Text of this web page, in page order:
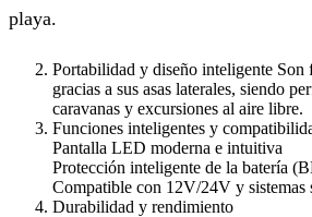
playa.
Portabilidad y diseño inteligente Son
gracias a sus asas laterales, siendo
caravanas y excursiones al aire libre.
Funciones inteligentes y
Pantalla LED moderna e intuitiva
Protección inteligente de la batería
Compatible con 12V/24V y sistemas
Durabilidad y rendimiento